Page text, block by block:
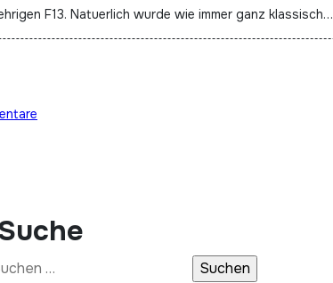
F13. Natuerlich wurde wie immer ganz klassisch…